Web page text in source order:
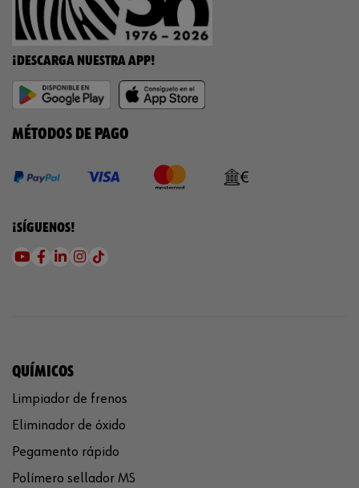
¡DESCARGA NUESTRA APP!
MÉTODOS DE PAGO
¡SÍGUENOS!
QUÍMICOS
Limpiador de frenos
Eliminador de óxido
Pegamento rápido
Polímero sellador MS